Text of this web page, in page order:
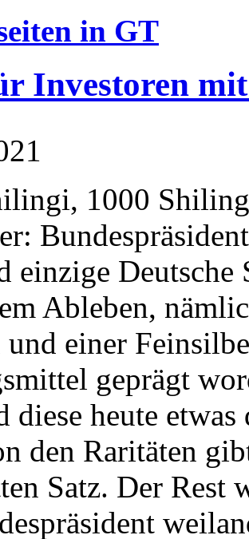
in GT
Investoren
1000
einzige Deutsche
Ableben,
einer
geprägt
diese heute
den Raritäten
Satz. Der Rest